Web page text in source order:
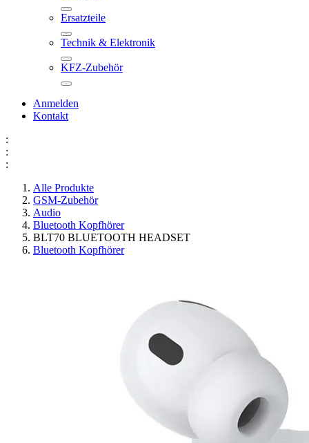
Ersatzteile
Technik & Elektronik
KFZ-Zubehör
Anmelden
Kontakt
:
:
:
Alle Produkte
GSM-Zubehör
Audio
Bluetooth Kopfhörer
BLT70 BLUETOOTH HEADSET
Bluetooth Kopfhörer